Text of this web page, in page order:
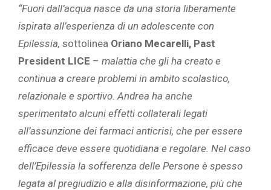
“Fuori dall’acqua nasce da una storia liberamente
ispirata all’esperienza di un adolescente con
Epilessia, sottolinea Oriano Mecarelli, Past
President LICE – malattia che gli ha creato e
continua a creare problemi in ambito scolastico,
relazionale e sportivo. Andrea ha anche
sperimentato alcuni effetti collaterali legati
all’assunzione dei farmaci anticrisi, che per essere
efficace deve essere quotidiana e regolare. Nel caso
dell’Epilessia la sofferenza delle Persone è spesso
legata al pregiudizio e alla disinformazione, più che